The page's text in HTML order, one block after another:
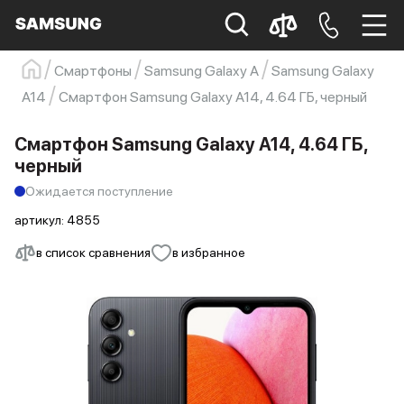
Samsung Смартфон s23
s23 ultra
Смартфоны Samsung Galaxy A
Samsung Galaxy
A14
Смартфон Samsung Galaxy A14, 4.64 ГБ, черный
в список сравнения в избранное
Смартфон Samsung Galaxy A14, 4.64 ГБ,
черный
Ожидается поступление
артикул: 4855